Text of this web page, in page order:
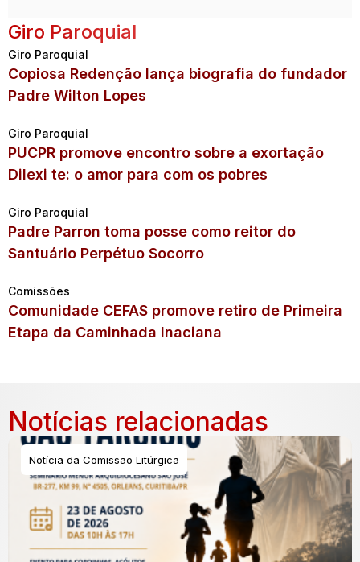
Giro Paroquial
Giro Paroquial
Copiosa Redenção lança biografia do fundador
Padre Wilton Lopes
Giro Paroquial
PUCPR promove encontro sobre a exortação
Dilexi te: o amor para com os pobres
Giro Paroquial
Padre Parron toma posse como reitor do
Santuário Perpétuo Socorro
Comissões
Comunidade CEFAS promove retiro de Primeira
Etapa da Caminhada Inaciana
Notícias relacionadas
Notícia da Comissão Litúrgica